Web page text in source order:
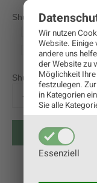
Wir nutzen
Website. Einige
andere uns
der Website zu
Möglichkeit
festzulegen.
in Kategorien
Sie alle
Essenziell
Shuttledienst
Ja
Nein
Shuttledienst TIROL -